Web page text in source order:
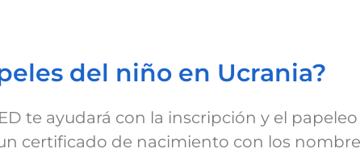
del niño en Ucrania?
te ayudará con la inscripción y el
certificado de nacimiento con los